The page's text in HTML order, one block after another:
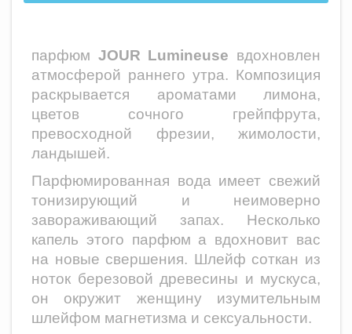
парфюм JOUR Lumineuse вдохновлен
атмосферой раннего утра. Композиция
раскрывается ароматами лимона,
цветов сочного грейпфрута,
превосходной фрезии, жимолости,
ландышей.
Парфюмированная вода имеет свежий
тонизирующий и неимоверно
завораживающий запах. Несколько
капель этого парфюм а вдохновит вас
на новые свершения. Шлейф соткан из
ноток березовой древесины и мускуса,
он окружит женщину изумительным
шлейфом магнетизма и сексуальности.